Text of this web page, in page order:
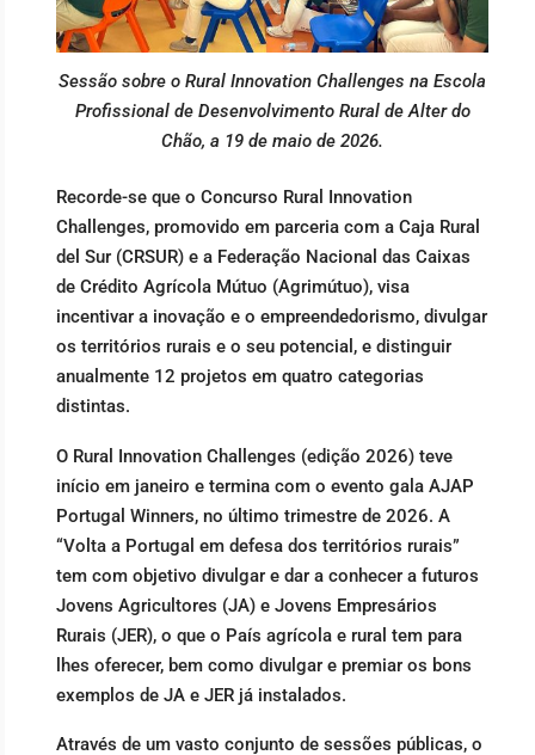
Sessão sobre o Rural Innovation Challenges na Escola
Profissional de Desenvolvimento Rural de Alter do
Chão, a 19 de maio de 2026.
Recorde-se que o Concurso Rural Innovation
Challenges, promovido em parceria com a Caja Rural
del Sur (CRSUR) e a Federação Nacional das Caixas
de Crédito Agrícola Mútuo (Agrimútuo), visa
incentivar a inovação e o empreendedorismo, divulgar
os territórios rurais e o seu potencial, e distinguir
anualmente 12 projetos em quatro categorias
distintas.
O Rural Innovation Challenges (edição 2026) teve
início em janeiro e termina com o evento gala AJAP
Portugal Winners, no último trimestre de 2026. A
“Volta a Portugal em defesa dos territórios rurais”
tem com objetivo divulgar e dar a conhecer a futuros
Jovens Agricultores (JA) e Jovens Empresários
Rurais (JER), o que o País agrícola e rural tem para
lhes oferecer, bem como divulgar e premiar os bons
exemplos de JA e JER já instalados.
Através de um vasto conjunto de sessões públicas, o